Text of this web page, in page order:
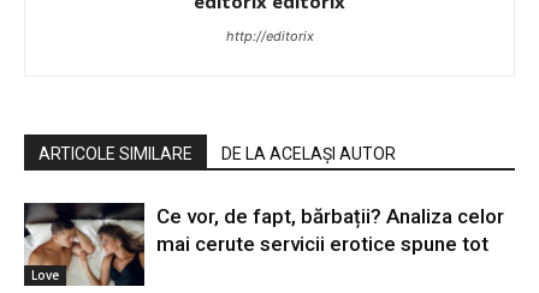
http://editorix
ARTICOLE SIMILARE DE LA ACELAȘI AUTOR
Love
Ce vor, de fapt, bărbații? Analiza celor
mai cerute servicii erotice spune tot